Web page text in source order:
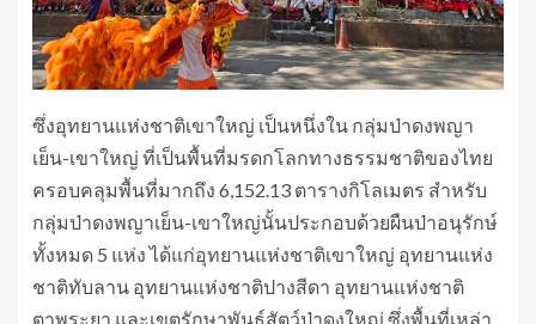
ซึ่งอุทยานแห่งชาติเขาใหญ่ เป็นหนึ่งใน กลุ่มป่าดงพญา
เย็น-เขาใหญ่ ที่เป็นพื้นที่มรดกโลกทางธรรมชาติของไทย
ครอบคลุมพื้นที่มากถึง 6,152.13 ตารางกิโลเมตร สำหรับ
กลุ่มป่าดงพญาเย็น-เขาใหญ่นั้นประกอบด้วยผืนป่าอนุรักษ์
ทั้งหมด 5 แห่ง ได้แก่อุทยานแห่งชาติเขาใหญ่ อุทยานแห่ง
ชาติทับลาน อุทยานแห่งชาติปางสีดา อุทยานแห่งชาติ
ตาพระยา และเขตรักษาพันธุ์สัตว์ป่าดงใหญ่ ซึ่งพื้นที่เหล่า